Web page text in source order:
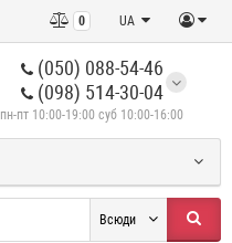
UA
0
(050) 088-54-46
(098) 514-30-04
пн-пт 10:00-19:00 суб 10:00-16:00
Всюди